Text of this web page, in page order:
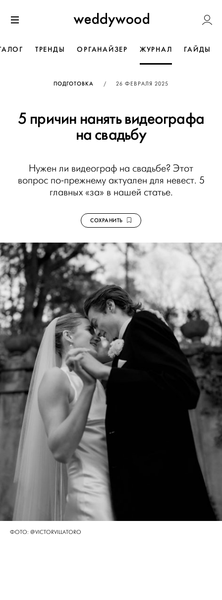
к содержанию
Weddywood
ТРЕНДЫ ОРГАНАЙЗЕР ЖУРНАЛ ГАЙДЫ
ПОДГОТОВКА / ОПУБЛИКОВАНО
26 ФЕВРАЛЯ 2025
5 причин нанять видеографа
на свадьбу
Нужен ли видеограф на свадьбе? Этот
вопрос по-прежнему актуален для невест. 5
главных «за» в нашей статье.
СОХРАНИТЬ
ФОТО: @VICTORVILLATORO